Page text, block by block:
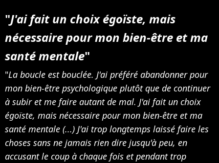
"J'ai fait un choix égoïste, mais
nécessaire pour mon bien-être et ma
santé mentale"
"La boucle est bouclée. J'ai préféré abandonner pour
mon bien-être psychologique plutôt que de continuer
à subir et me faire autant de mal. J'ai fait un choix
égoïste, mais nécessaire pour mon bien-être et ma
santé mentale (...) J'ai trop longtemps laissé faire les
choses sans ne jamais rien dire jusqu'à peu, en
accusant le coup à chaque fois et pendant trop